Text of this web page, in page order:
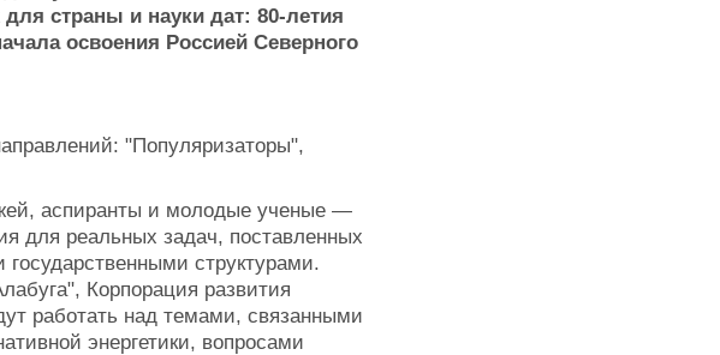
страны и науки дат: 80-летия
освоения Россией Северного
"Популяризаторы",
аспиранты и молодые ученые —
для реальных задач, поставленных
структурами.
Корпорация развития
работать над темами, связанными
энергетики, вопросами